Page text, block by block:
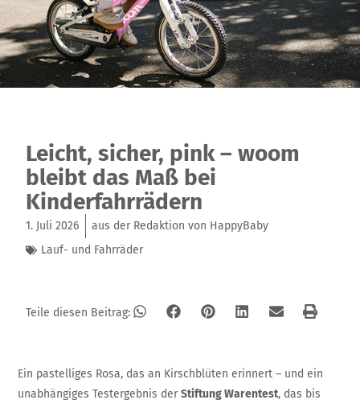
Leicht, sicher, pink – woom
bleibt das Maß bei
Kinderfahrrädern
1. Juli 2026
aus der Redaktion von HappyBaby
Lauf- und Fahrräder
Teile diesen Beitrag:
Ein pastelliges Rosa, das an Kirschblüten erinnert – und ein
unabhängiges Testergebnis derStiftung Warentest, das bis